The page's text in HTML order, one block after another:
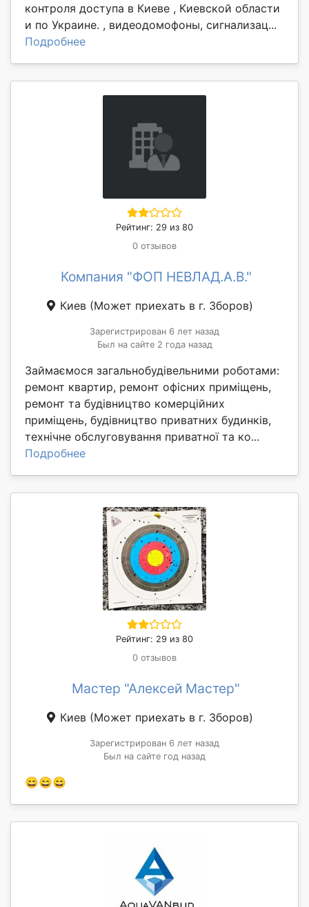
контроля доступа в Киеве , Киевской области
и по Украине. , видеодомофоны, сигнализац...
Подробнее
Рейтинг: 29 из 80
0 отзывов
Компания "ФОП НЕВЛАД.А.В."
Киев (Может приехать в г. Зборов)
Зарегистрирован 6 лет назад
Был на сайте 2 года назад
Займаємося загальнобудівельними роботами:
ремонт квартир, ремонт офісних приміщень,
ремонт та будівництво комерційних
приміщень, будівництво приватних будинків,
технічне обслуговування приватної та ко...
Подробнее
Рейтинг: 29 из 80
0 отзывов
Мастер "Алексей Мастер"
Киев (Может приехать в г. Зборов)
Зарегистрирован 6 лет назад
Был на сайте год назад
😄😄😄